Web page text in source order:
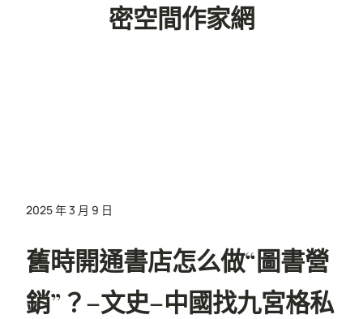
密空間作家網
2025 年 3 月 9 日
舊時開通書店怎么做“圖書營
銷”？–文史–中國找九宮格私